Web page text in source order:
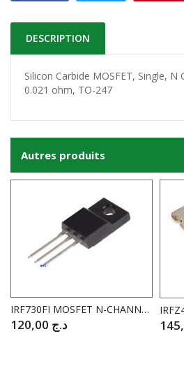
DESCRIPTION
Silicon Carbide MOSFET, Single, N
0.021 ohm, TO-247
Autres produits
IRF730FI MOSFET N-CHANNEL 400V / 3.5A
د.ج